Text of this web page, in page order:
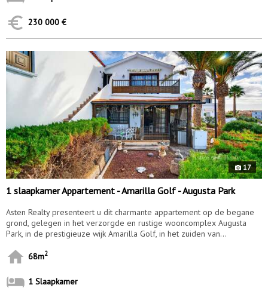
230 000 €
17
1 slaapkamer Appartement - Amarilla Golf - Augusta Park
Asten Realty presenteert u dit charmante appartement op de begane
grond, gelegen in het verzorgde en rustige wooncomplex Augusta
Park, in de prestigieuze wijk Amarilla Golf, in het zuiden van...
68m2
1 Slaapkamer